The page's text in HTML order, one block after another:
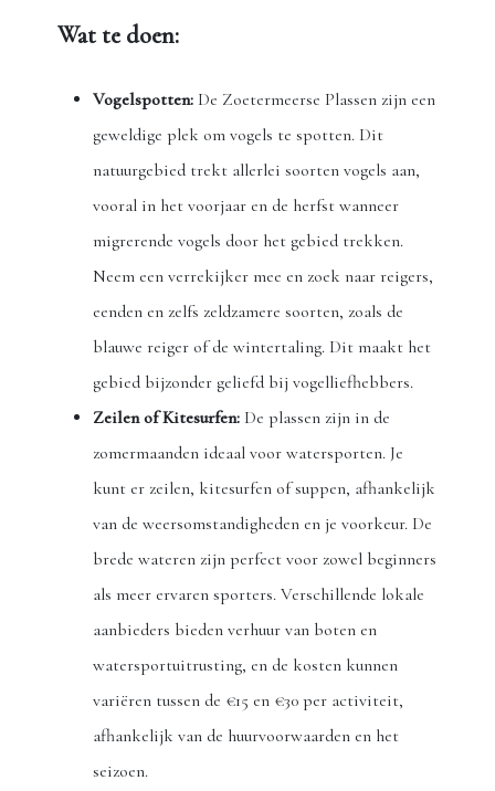
Wat te doen:
Vogelspotten: De Zoetermeerse Plassen zijn een
geweldige plek om vogels te spotten. Dit
natuurgebied trekt allerlei soorten vogels aan,
vooral in het voorjaar en de herfst wanneer
migrerende vogels door het gebied trekken.
Neem een verrekijker mee en zoek naar reigers,
eenden en zelfs zeldzamere soorten, zoals de
blauwe reiger of de wintertaling. Dit maakt het
gebied bijzonder geliefd bij vogelliefhebbers.
Zeilen of Kitesurfen: De plassen zijn in de
zomermaanden ideaal voor watersporten. Je
kunt er zeilen, kitesurfen of suppen, afhankelijk
van de weersomstandigheden en je voorkeur. De
brede wateren zijn perfect voor zowel beginners
als meer ervaren sporters. Verschillende lokale
aanbieders bieden verhuur van boten en
watersportuitrusting, en de kosten kunnen
variëren tussen de €15 en €30 per activiteit,
afhankelijk van de huurvoorwaarden en het
seizoen.